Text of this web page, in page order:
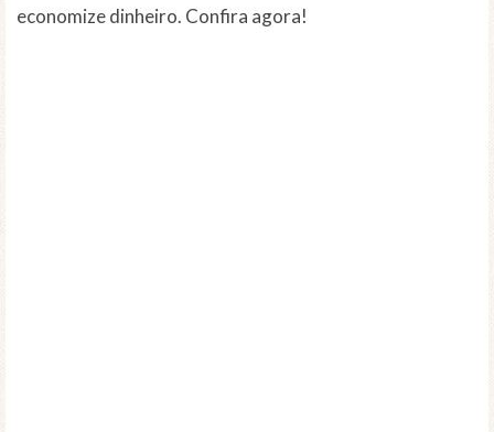
economize dinheiro. Confira agora!